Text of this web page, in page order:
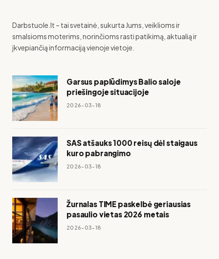
Darbstuole.lt – tai svetainė, sukurta Jums, veiklioms ir
smalsioms moterims, norinčioms rasti patikimą, aktualią ir
įkvepiančią informaciją vienoje vietoje.
Garsus paplūdimys Balio saloje
priešingoje situacijoje
2026-03-18
SAS atšauks 1000 reisų dėl staigaus
kuro pabrangimo
2026-03-18
Žurnalas TIME paskelbė geriausias
pasaulio vietas 2026 metais
2026-03-18